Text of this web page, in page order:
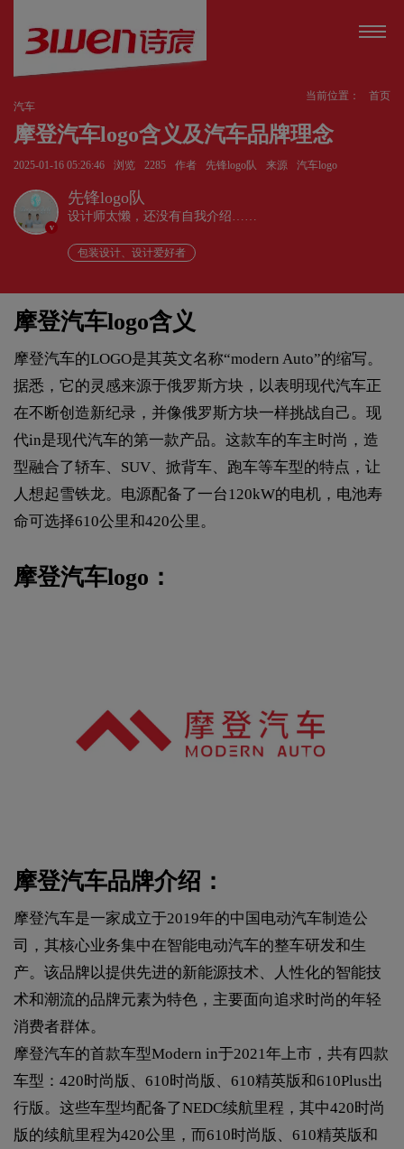
当前位置：
首页
汽车
摩登汽车logo含义及汽车品牌理念
2025-01-16 05:26:46 浏览 2285 作者 先锋logo队 来源 汽车logo
v
先锋logo队
设计师太懒，还没有自我介绍……
包装设计、设计爱好者
摩登汽车logo含义
摩登汽车的LOGO是其英文名称“modern Auto”的缩写。
据悉，它的灵感来源于俄罗斯方块，以表明现代汽车正
在不断创造新纪录，并像俄罗斯方块一样挑战自己。现
代in是现代汽车的第一款产品。这款车的车主时尚，造
型融合了轿车、SUV、掀背车、跑车等车型的特点，让
人想起雪铁龙。电源配备了一台120kW的电机，电池寿
命可选择610公里和420公里。
摩登汽车logo：
摩登汽车品牌介绍：
摩登汽车是一家成立于2019年的中国电动汽车制造公
司，其核心业务集中在智能电动汽车的整车研发和生
产。该品牌以提供先进的新能源技术、人性化的智能技
术和潮流的品牌元素为特色，主要面向追求时尚的年轻
消费者群体。
摩登汽车的首款车型Modern in于2021年上市，共有四款
车型：420时尚版、610时尚版、610精英版和610Plus出
行版。这些车型均配备了NEDC续航里程，其中420时尚
版的续航里程为420公里，而610时尚版、610精英版和